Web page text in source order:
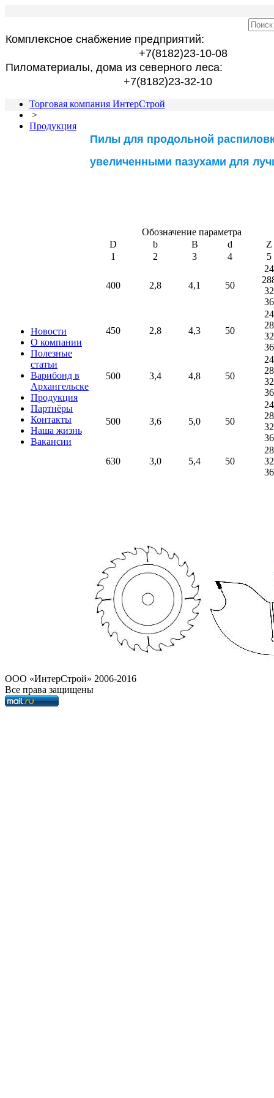
Комплексное снабжение предприятий:
+7(8182)23-10-08
Пиломатериалы, дома из северного леса:
+7(8182)23-32-10
Торговая компания ИнтерСтрой
>
Продукция
Новости
О компании
Полезные
статьи
Варибонд в
Архангельске
Продукция
Партнёры
Контакты
Наша жизнь
Вакансии
Пилы для продольной
увеличенными пазухами для
Обозначение параметра
D
b B d
Z
1
2 3 4 5
400 2,8 4,1 50
24
32
36
450 2,8 4,3 50
24
28
32
36
500 3,4 4,8 50
24
28
32
36
500 3,6 5,0 50
24
28
32
36
630 3,0 5,4 50
28
32
36
OOO «ИнтерСтрой» 2006-2016
Все права защищены